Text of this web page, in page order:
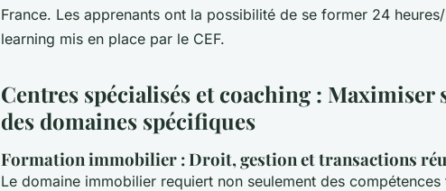
France. Les apprenants ont la possibilité de se former 24
learning mis en place par le CEF.
Centres spécialisés et coaching : Maximiser
des domaines spécifiques
Formation immobilier : Droit, gestion et transactions
Le domaine immobilier requiert non seulement des